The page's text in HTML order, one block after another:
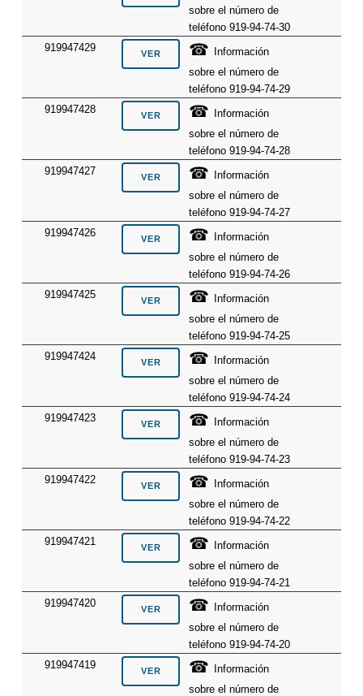
sobre el número de
teléfono 919-94-74-30
919947429
☎ Información
sobre el número de
teléfono 919-94-74-29
919947428
☎ Información
sobre el número de
teléfono 919-94-74-28
919947427
☎ Información
sobre el número de
teléfono 919-94-74-27
919947426
☎ Información
sobre el número de
teléfono 919-94-74-26
919947425
☎ Información
sobre el número de
teléfono 919-94-74-25
919947424
☎ Información
sobre el número de
teléfono 919-94-74-24
919947423
☎ Información
sobre el número de
teléfono 919-94-74-23
919947422
☎ Información
sobre el número de
teléfono 919-94-74-22
919947421
☎ Información
sobre el número de
teléfono 919-94-74-21
919947420
☎ Información
sobre el número de
teléfono 919-94-74-20
919947419
☎ Información
sobre el número de